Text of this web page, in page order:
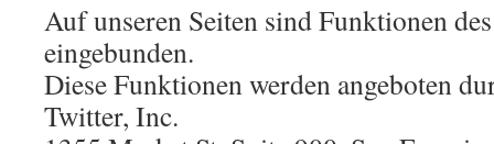
Auf unseren Seiten sind Funktionen
eingebunden.
Diese Funktionen werden angeboten
Twitter, Inc.